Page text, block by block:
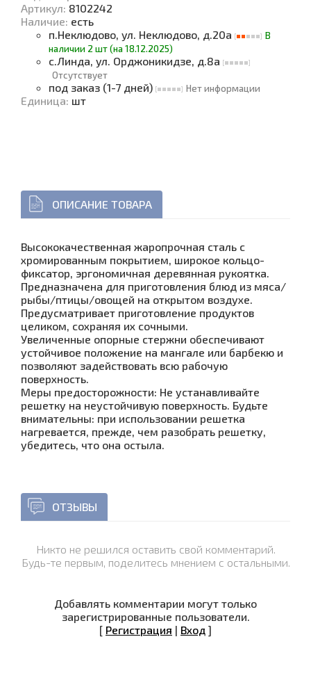
Артикул: 8102242
Наличие: есть
п.Неклюдово, ул. Неклюдово, д.20а
В
наличии 2 шт (на 18.12.2025)
с.Линда, ул. Орджоникидзе, д.8а
Отсутствует
под заказ (1-7 дней) Нет информации
Единица: шт
ОПИСАНИЕ ТОВАРА
Высококачественная жаропрочная сталь с
хромированным покрытием, широкое кольцо-
фиксатор, эргономичная деревянная рукоятка.
Предназначена для приготовления блюд из мяса/
рыбы/птицы/овощей на открытом воздухе.
Предусматривает приготовление продуктов
целиком, сохраняя их сочными.
Увеличенные опорные стержни обеспечивают
устойчивое положение на мангале или барбекю и
позволяют задействовать всю рабочую
поверхность.
Меры предосторожности: Не устанавливайте
решетку на неустойчивую поверхность. Будьте
внимательны: при использовании решетка
нагревается, прежде, чем разобрать решетку,
убедитесь, что она остыла.
ОТЗЫВЫ
Никто не решился оставить свой комментарий.
Будь-те первым, поделитесь мнением с остальными.
Добавлять комментарии могут только
зарегистрированные пользователи.
[ Регистрация | Вход ]